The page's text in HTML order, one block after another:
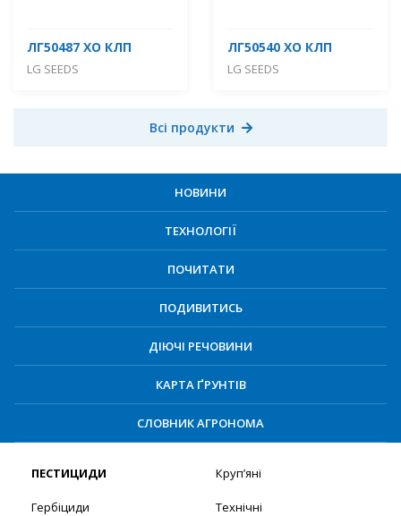
ЛГ50487 ХО КЛП
LG SEEDS
ЛГ50540 ХО КЛП
LG SEEDS
Всі продукти
НОВИНИ
ТЕХНОЛОГІЇ
ПОЧИТАТИ
ПОДИВИТИСЬ
ДІЮЧІ РЕЧОВИНИ
КАРТА ҐРУНТІВ
СЛОВНИК АГРОНОМА
ПЕСТИЦИДИ
Гербіциди
Круп’яні
Технічні